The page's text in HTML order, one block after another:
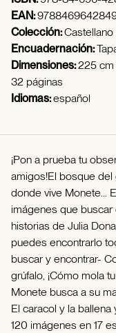
EAN:
Colección:
Encuadernación:
Dimensiones:225
32 páginas
Idiomas:español
¡Pon a prueba tu
amigos!El bosque del
donde vive Monete...
imágenes que buscar
historias de Julia
puedes encontrarlo
buscar y encontrar-
grúfalo, ¡Cómo mola
Monete busca a su
El caracol y la
120 imágenes en 17